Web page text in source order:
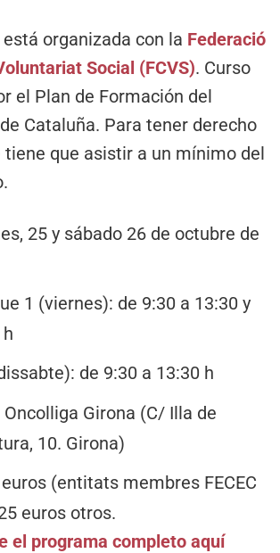
organizada con la Federació
Social (FCVS). Curso
el Plan de Formación del
Cataluña. Para tener derecho
que asistir a un mínimo del
25 y sábado 26 de octubre de
1 (viernes): de 9:30 a 13:30 y
de 9:30 a 13:30 h
Oncolliga Girona (C/ Illa de
10. Girona)
(entitats membres FECEC
euros otros.
el programa completo aquí